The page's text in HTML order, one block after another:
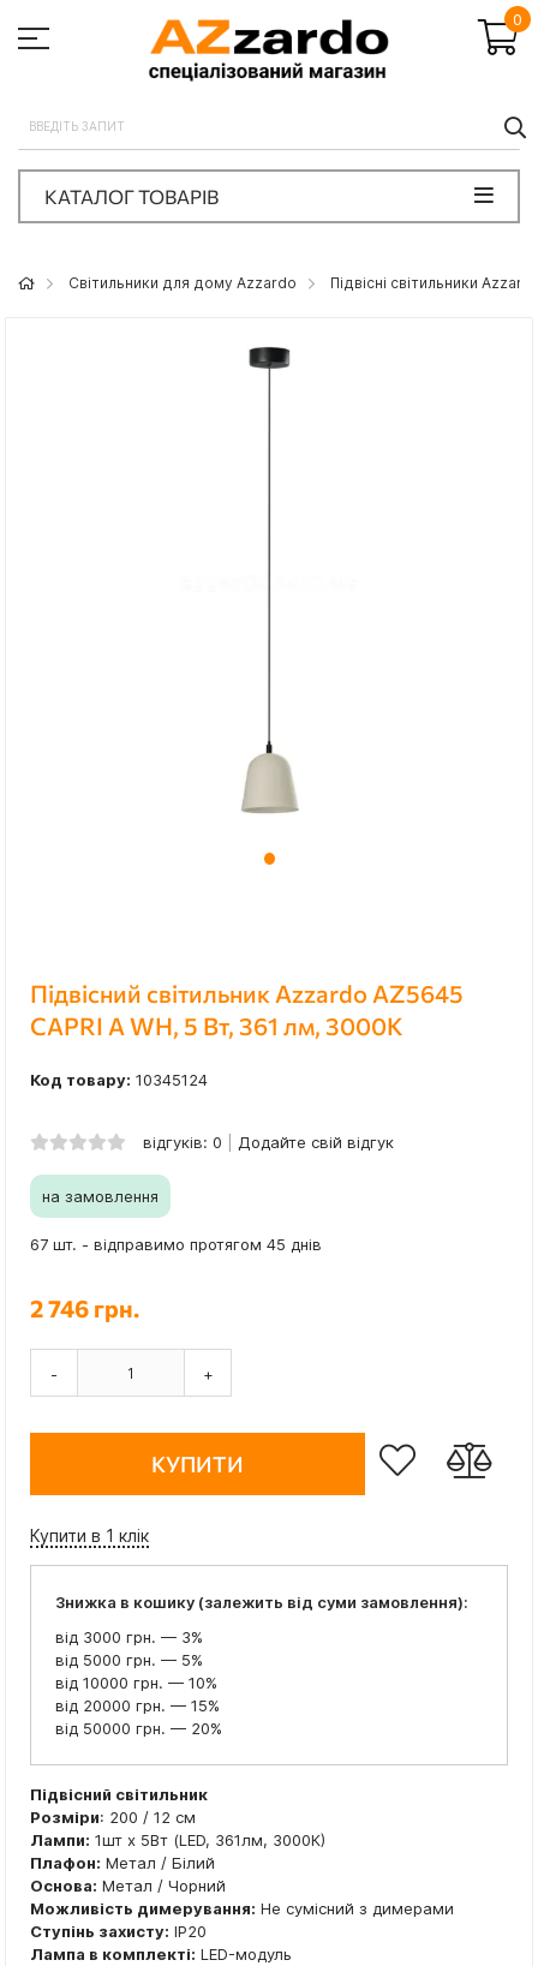
0
КАТАЛОГ ТОВАРІВ
Світильники для дому Azzardo Підвісні світильники
Підвісний світильник Azzardo AZ5645
CAPRI A WH, 5 Вт, 361 лм, 3000К
Код товару: 10345124
відгуків: 0 Додайте свій відгук
на замовлення
67 шт. - відправимо протягом 45 днів
2 746 грн.
- +
КУПИТИ
Купити в 1 клік
Знижка в кошику (залежить від суми замовлення):
від 3000 грн. — 3%
від 5000 грн. — 5%
від 10000 грн. — 10%
від 20000 грн. — 15%
від 50000 грн. — 20%
Підвісний світильник
Розміри: 200 / 12 см
Лампи: 1шт x 5Вт (LED, 361лм, 3000К)
Плафон: Метал / Білий
Основа: Метал / Чорний
Можливість димерування: Не сумісний з димерами
Ступінь захисту: IP20
Лампа в комплекті: LED-модуль